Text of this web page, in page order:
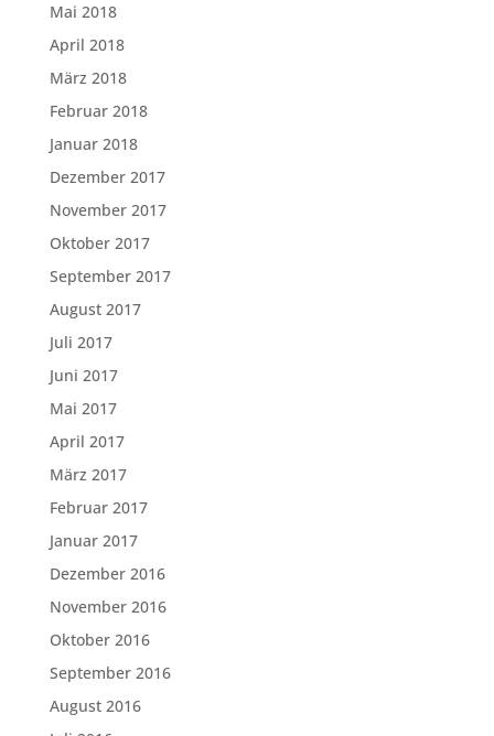
Mai 2018
April 2018
März 2018
Februar 2018
Januar 2018
Dezember 2017
November 2017
Oktober 2017
September 2017
August 2017
Juli 2017
Juni 2017
Mai 2017
April 2017
März 2017
Februar 2017
Januar 2017
Dezember 2016
November 2016
Oktober 2016
September 2016
August 2016